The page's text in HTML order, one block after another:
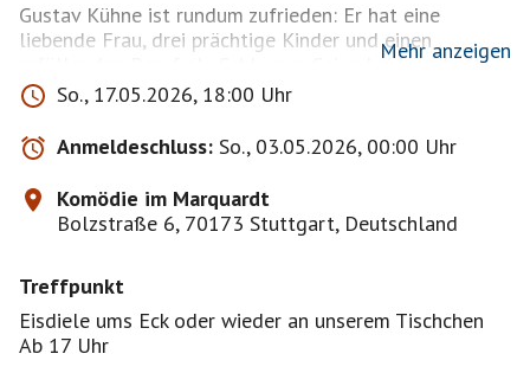
Gustav Kühne ist rundum zufrieden: Er hat eine
liebende Frau, drei prächtige Kinder und einen
erfüllenden Beruf als Schlosser. Seine Leidenschaft
jedoch gilt dem Bankraub! Zusammen mit seinen
Söhnen hat er gerade wieder einen Coup gelandet.
Doch plötzlich steht die Polizei vor der Tür. In seiner
Not legt er ein Gelübde ab: Wenn er davonkommt,
wird er in den nächsten 40 Jahren keine Bank mehr
ausrauben.
es noch einmal wissen – und plant zum Leidwesen
seiner Söhne den ersten Bankraub nach vier
Jahrzehnten.
Mehr anzeigen
So., 17.05.2026, 18:00 Uhr
Anmeldeschluss: So., 03.05.2026, 00:00 Uhr
Komödie im Marquardt
Bolzstraße 6, 70173 Stuttgart, Deutschland
Treffpunkt
Eisdiele ums Eck oder wieder an unserem Tischchen
Ab 17 Uhr